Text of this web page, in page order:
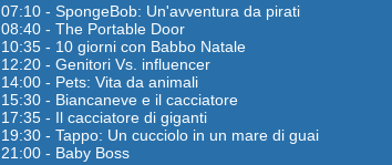
07:10 - SpongeBob: Un'avventura da pirati
08:40 - The Portable Door
10:35 - 10 giorni con Babbo Natale
12:20 - Genitori Vs. influencer
14:00 - Pets: Vita da animali
15:30 - Biancaneve e il cacciatore
17:35 - Il cacciatore di giganti
19:30 - Tappo: Un cucciolo in un mare di guai
21:00 - Baby Boss